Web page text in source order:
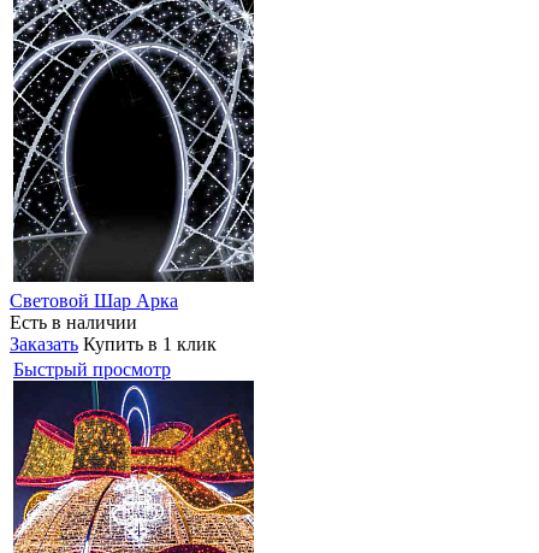
Световой Шар Арка
Есть в наличии
Заказать Купить в 1 клик
Быстрый просмотр